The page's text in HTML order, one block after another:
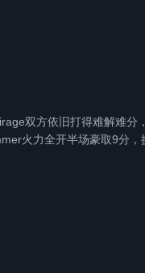
双方依旧打得难解难分
火力全开半场豪取9分，